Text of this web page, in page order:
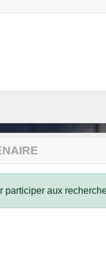
participer aux